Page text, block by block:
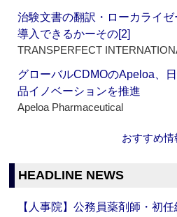
治験文書の翻訳・ローカライ
導入できるかーその[2]
TRANSPERFECT
グローバルCDMOのApeloa、
品イノベーションを推進
Apeloa Pharmaceutical
おすすめ情
HEADLINE NEWS
【人事院】公務員薬剤師・初